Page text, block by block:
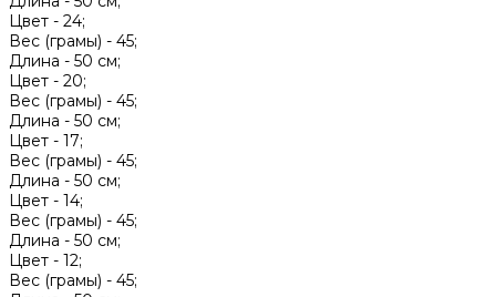
Цвет - 24;
Вес (грамы) - 45;
Длина - 50 см;
Цвет - 20;
Вес (грамы) - 45;
Длина - 50 см;
Цвет - 17;
Вес (грамы) - 45;
Длина - 50 см;
Цвет - 14;
Вес (грамы) - 45;
Длина - 50 см;
Цвет - 12;
Вес (грамы) - 45;